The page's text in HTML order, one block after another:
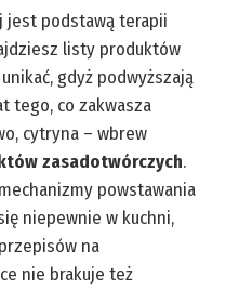
jest podstawą terapii
listy produktów
gdyż podwyższają
tego, co zakwasza
cytryna – wbrew
zasadotwórczych.
powstawania
niepewnie w kuchni,
na
nie brakuje też